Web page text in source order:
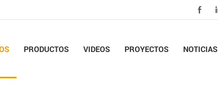
PRODUCTOS VIDEOS PROYECTOS NOTICIAS